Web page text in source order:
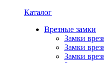
Каталог
Врезные замки
Замки
Замки
Замки